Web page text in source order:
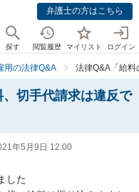
弁護士の方はこちら
探す 閲覧履歴 マイリスト ログイン
用の法律Q&A 法律Q&A「給
切手代請求は違反で
年5月9日 12:00
した